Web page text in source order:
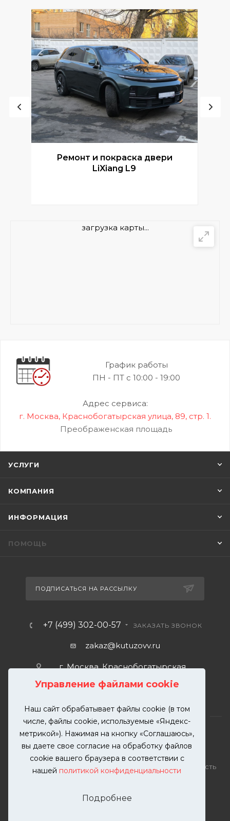
Управление файлами cookie
Наш сайт обрабатывает файлы cookie (в том
числе, файлы cookie, используемые «Яндекс-
метрикой»). Нажимая на кнопку «Соглашаюсь»,
вы даете свое согласие на обработку файлов
cookie вашего браузера в соответствии с
нашей политикой конфиденциальности
Подробнее
Ремонт и покраска двери
LiXiang L9
загрузка карты...
График работы
ПН - ПТ с 10:00 - 19:00
Адрес сервиса:
г. Москва, Краснобогатырская улица, 89, стр. 1.
Преображенская площадь
УСЛУГИ
КОМПАНИЯ
ИНФОРМАЦИЯ
ПОМОЩЬ
ПОДПИСАТЬСЯ НА РАССЫЛКУ
+7 (499) 302-00-57 ЗАКАЗАТЬ ЗВОНОК
zakaz@kutuzovv.ru
г. Москва, Краснобогатырская
2026 © KUTUZOVV | Кузовной ремонт и покраска
автомобилей. Вся информация на сайте – собственность
разрешения запрещена. Все права защищены.